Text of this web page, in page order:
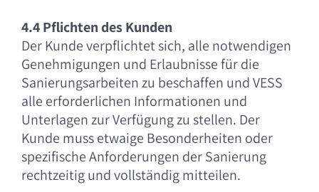
4.4 Pflichten des Kunden
Der Kunde verpflichtet sich, alle notwendigen
Genehmigungen und Erlaubnisse für die
Sanierungsarbeiten zu beschaffen und VESS
alle erforderlichen Informationen und
Unterlagen zur Verfügung zu stellen. Der
Kunde muss etwaige Besonderheiten oder
spezifische Anforderungen der Sanierung
rechtzeitig und vollständig mitteilen.